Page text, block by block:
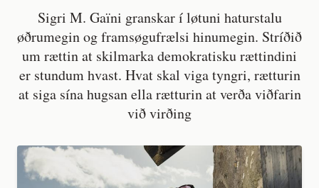
Sigri M. Gaïni granskar í løtuni haturstalu
øðrumegin og framsøgufrælsi hinumegin. Stríðið
um rættin at skilmarka demokratisku rættindini
er stundum hvast. Hvat skal viga tyngri, rætturin
at siga sína hugsan ella rætturin at verða viðfarin
við virðing